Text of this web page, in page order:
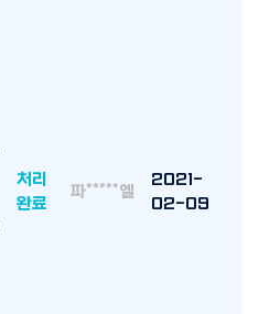
처리
완료
파*****엘
2021-
02-09